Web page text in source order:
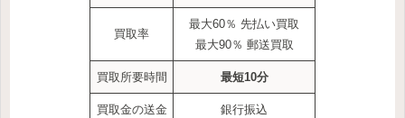
買取率
最大60％ 先払い買取
最大90％ 郵送買取
買取所要時間 最短10分
買取金の送金 銀行振込